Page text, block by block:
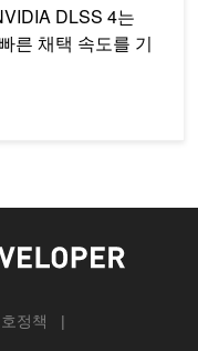
DLSS 4는
른 채택 속도를 기
정책